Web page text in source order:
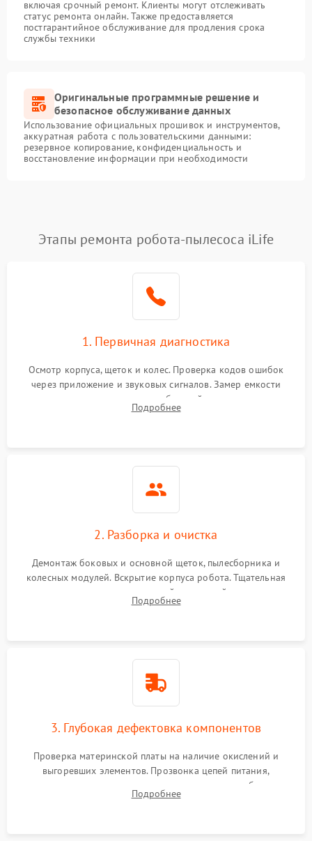
включая срочный ремонт. Клиенты могут отслеживать
статус ремонта онлайн. Также предоставляется
постгарантийное обслуживание для продления срока
службы техники
Оригинальные программные решение и
безопасное обслуживание данных
Использование официальных прошивок и инструментов,
аккуратная работа с пользовательскими данными:
резервное копирование, конфиденциальность и
восстановление информации при необходимости
Этапы ремонта робота-пылесоса iLife
1. Первичная диагностика
Осмотр корпуса, щеток и колес. Проверка кодов ошибок
через приложение и звуковых сигналов. Замер емкости
аккумулятора и тестирование базовой станции зарядки.
Оценка работы лидара, бампера и датчиков падения для
Подробнее
2. Разборка и очистка
Демонтаж боковых и основной щеток, пылесборника и
колесных модулей. Вскрытие корпуса робота. Тщательная
очистка внутренних полостей, шестерней и плат от
скопившейся пыли, волос и шерсти животных с
Подробнее
3. Глубокая дефектовка компонентов
Проверка материнской платы на наличие окислений и
выгоревших элементов. Прозвонка цепей питания,
тестирование приводных моторов колес и турбины
всасывания. Оценка состояния оптических и инфракрасных
Подробнее